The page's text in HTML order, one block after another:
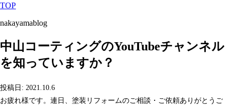
TOP
nakayamablog
中山コーティングのYouTubeチャンネル
を知っていますか？
投稿日: 2021.10.6
お疲れ様です。連日、塗装リフォームのご相談・ご依頼ありがとうご